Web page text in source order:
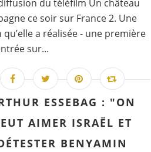
du téléfilm Un château
ce soir sur France 2. Une
a réalisée - une première
sur...
ESSEBAG : "ON
AIMER ISRAËL ET
BENYAMIN